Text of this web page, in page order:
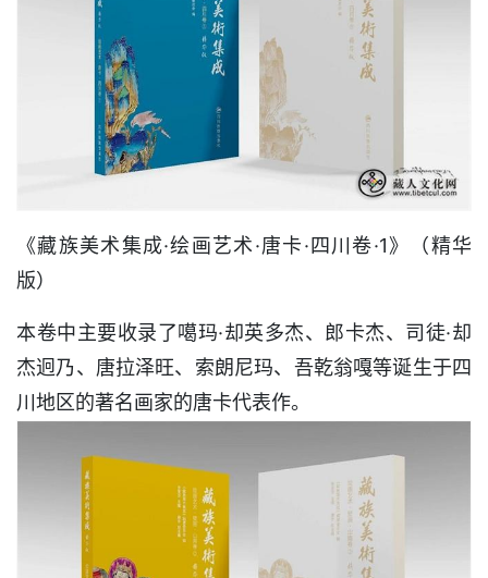
《藏族美术集成·绘画艺术·唐卡·四川卷·1》（精华
版）
本卷中主要收录了噶玛·却英多杰、郎卡杰、司徒·却
杰迥乃、唐拉泽旺、索朗尼玛、吾乾翁嘎等诞生于四
川地区的著名画家的唐卡代表作。